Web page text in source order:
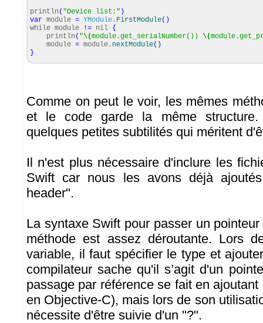
println ( "Device list:" )
var module = YModule . FirstModule( )
while module
!= nil {
println ( "\(module.get_serialNumber()) \(
module = module. nextModule( )
}
Comme on peut le voir, les mêmes
et le code garde la même
quelques petites subtilités qui méritent
Il n'est plus nécessaire d'inclure les
Swift car nous les avons déjà
header".
La syntaxe Swift pour passer un
méthode est assez déroutante. Lors
variable, il faut spécifier le type et
compilateur sache qu'il s’agit d'un
passage par référence se fait en
en Objective-C), mais lors de son
nécessite d'être suivie d'un "?".